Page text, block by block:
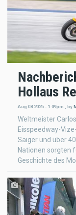
Hollaus
Aug 08 2025 - 1:09pm by
Weltmeister
Eisspeedway-
Saiger und über
Nationen sorgten
Geschichte des